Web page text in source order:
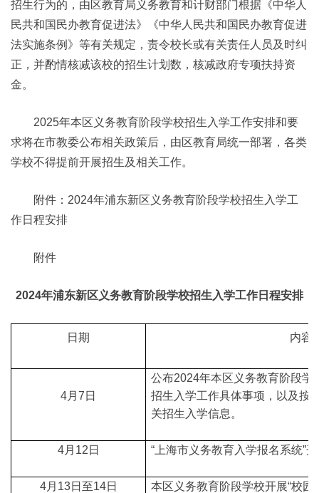
招生行为的，由区教育局义务教育和计财部门根据《中华人
民共和国民办教育促进法》《中华人民共和国民办教育促进
法实施条例》等有关规定，责令校长或有关责任人员及时纠
正，并酌情核减该校的招生计划数，核减政府专项扶持资
金。
2025年本区义务教育阶段学校招生入学工作安排和要
求将在市教委公布相关政策后，由区教育局统一部署，各类
学校不得提前开展招生及相关工作。
附件：2024年浦东新区义务教育阶段学校招生入学工
作日程安排
附件
2024年浦东新区义务教育阶段学校招生入学工作日程安排
日期 内容
4月7日
公布2024年本区义务教育阶段学
招生入学工作具体事项，以及按
关招生入学信息。
4月12日 “上海市义务教育入学报名系统”
4月13日至14日 本区义务教育阶段学校开展“校园